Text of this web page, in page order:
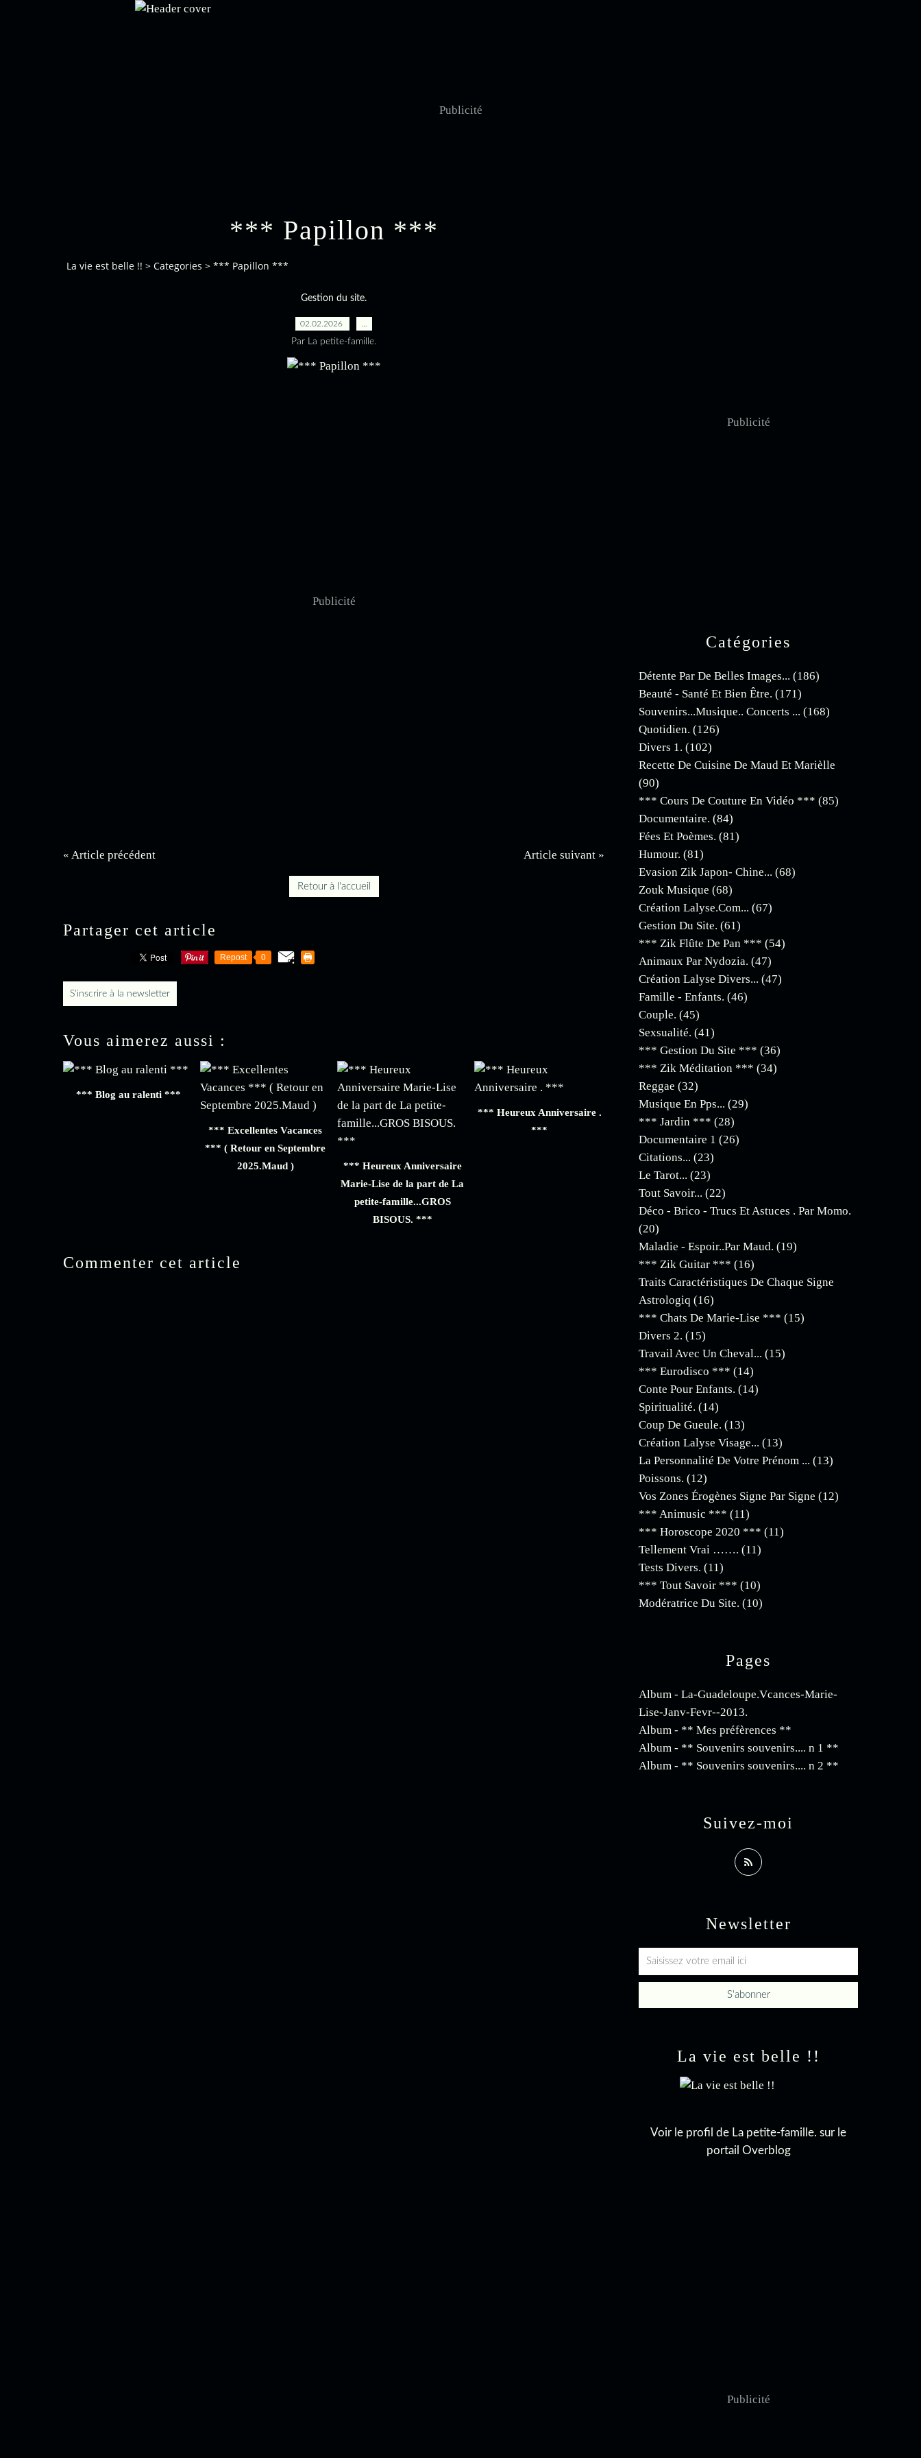
Publicité
*** Papillon ***
La vie est belle !! > Categories > *** Papillon ***
Gestion du site.
02.02.2026
Par La petite-famille.
Publicité
« Article précédent Article suivant »
Retour à l'accueil
Partager cet article
Repost 0
S'inscrire à la newsletter
Vous aimerez aussi :
*** Blog au ralenti ***
*** Excellentes Vacances
*** ( Retour en Septembre
2025.Maud )
*** Heureux Anniversaire
Marie-Lise de la part de La
petite-famille...GROS
BISOUS. ***
*** Heureux Anniversaire .
***
Commenter cet article
Newsletter
Publicité
Catégories
Détente Par De Belles Images... (186)
Beauté - Santé Et Bien Être. (171)
Souvenirs...musique.. Concerts ... (168)
Quotidien. (126)
Divers 1. (102)
Recette De Cuisine De Maud Et Marièlle
(90)
*** Cours De Couture En Vidéo *** (85)
Documentaire. (84)
Fées Et Poèmes. (81)
Humour. (81)
Evasion Zik Japon- Chine... (68)
Zouk Musique (68)
Création Lalyse.com... (67)
Gestion Du Site. (61)
*** Zik Flûte De Pan *** (54)
Animaux Par Nydozia. (47)
Création Lalyse Divers... (47)
Famille - Enfants. (46)
Couple. (45)
Sexsualité. (41)
*** Gestion Du Site *** (36)
*** Zik Méditation *** (34)
Reggae (32)
Musique En Pps... (29)
*** Jardin *** (28)
Documentaire 1 (26)
Citations... (23)
Le Tarot... (23)
Tout Savoir... (22)
Déco - Brico - Trucs Et Astuces . Par Momo.
(20)
Maladie - Espoir..par Maud. (19)
*** Zik Guitar *** (16)
Traits Caractéristiques De Chaque Signe
Astrologiq (16)
*** Chats De Marie-Lise *** (15)
Divers 2. (15)
Travail Avec Un Cheval... (15)
*** Eurodisco *** (14)
Conte Pour Enfants. (14)
Spiritualité. (14)
Coup De Gueule. (13)
Création Lalyse Visage... (13)
La Personnalité De Votre Prénom ... (13)
Poissons. (12)
Vos Zones Érogènes Signe Par Signe (12)
*** Animusic *** (11)
*** Horoscope 2020 *** (11)
Tellement Vrai ……. (11)
Tests Divers. (11)
*** Tout Savoir *** (10)
Modératrice Du Site. (10)
Pages
Album - La-Guadeloupe.Vcances-Marie-
Lise-Janv-Fevr--2013.
Album - ** Mes préfèrences **
Album - ** Souvenirs souvenirs.... n 1 **
Album - ** Souvenirs souvenirs.... n 2 **
La vie est belle !!
Voir le profil de La petite-famille. sur le
portail Overblog
Suivez-moi
Publicité